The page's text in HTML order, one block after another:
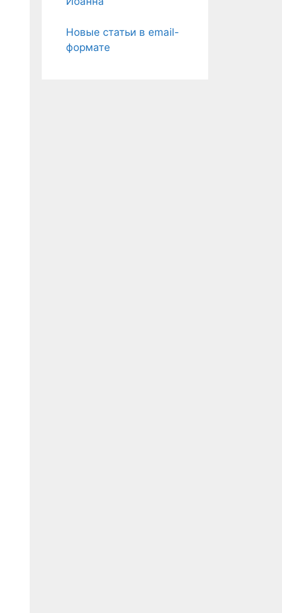
Новые статьи в email-
формате